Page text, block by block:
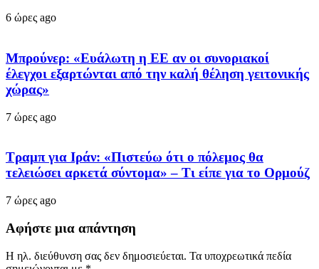
6 ώρες ago
Μπρούνερ: «Ευάλωτη η ΕΕ αν οι συνοριακοί
έλεγχοι εξαρτώνται από την καλή θέληση γειτονικής
χώρας»
7 ώρες ago
Τραμπ για Ιράν: «Πιστεύω ότι ο πόλεμος θα
τελειώσει αρκετά σύντομα» – Τι είπε για το Ορμούζ
7 ώρες ago
Αφήστε μια απάντηση
Η ηλ. διεύθυνση σας δεν δημοσιεύεται. Τα υποχρεωτικά πεδία